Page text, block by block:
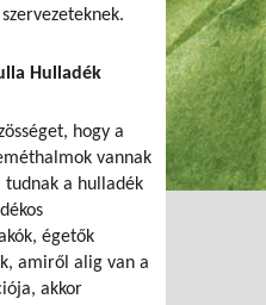
Hulladék
hogy a
vannak
a hulladék
égetők
amiről alig van a
akkor